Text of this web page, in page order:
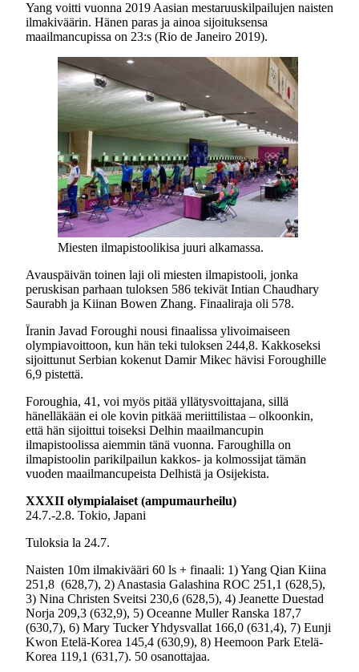
Yang voitti vuonna 2019 Aasian mestaruuskilpailujen naisten
ilmakiväärin. Hänen paras ja ainoa sijoituksensa
maailmancupissa on 23:s (Rio de Janeiro 2019).
Miesten ilmapistoolikisa juuri alkamassa.
Avauspäivän toinen laji oli miesten ilmapistooli, jonka
peruskisan parhaan tuloksen 586 tekivät Intian Chaudhary
Saurabh ja Kiinan Bowen Zhang. Finaaliraja oli 578.
Ïranin Javad Foroughi nousi finaalissa ylivoimaiseen
olympiavoittoon, kun hän teki tuloksen 244,8. Kakkoseksi
sijoittunut Serbian kokenut Damir Mikec hävisi Foroughille
6,9 pistettä.
Foroughia, 41, voi myös pitää yllätysvoittajana, sillä
hänelläkään ei ole kovin pitkää meriittilistaa – olkoonkin,
että hän sijoittui toiseksi Delhin maailmancupin
ilmapistoolissa aiemmin tänä vuonna. Faroughilla on
ilmapistoolin parikilpailun kakkos- ja kolmossijat tämän
vuoden maailmancupeista Delhistä ja Osijekista.
XXXII olympialaiset (ampumaurheilu)
24.7.-2.8. Tokio, Japani
Tuloksia la 24.7.
Naisten 10m ilmakivääri 60 ls + finaali: 1) Yang Qian Kiina
251,8 (628,7), 2) Anastasia Galashina ROC 251,1 (628,5),
3) Nina Christen Sveitsi 230,6 (628,5), 4) Jeanette Duestad
Norja 209,3 (632,9), 5) Oceanne Muller Ranska 187,7
(630,7), 6) Mary Tucker Yhdysvallat 166,0 (631,4), 7) Eunji
Kwon Etelä-Korea 145,4 (630,9), 8) Heemoon Park Etelä-
Korea 119,1 (631,7). 50 osanottajaa.